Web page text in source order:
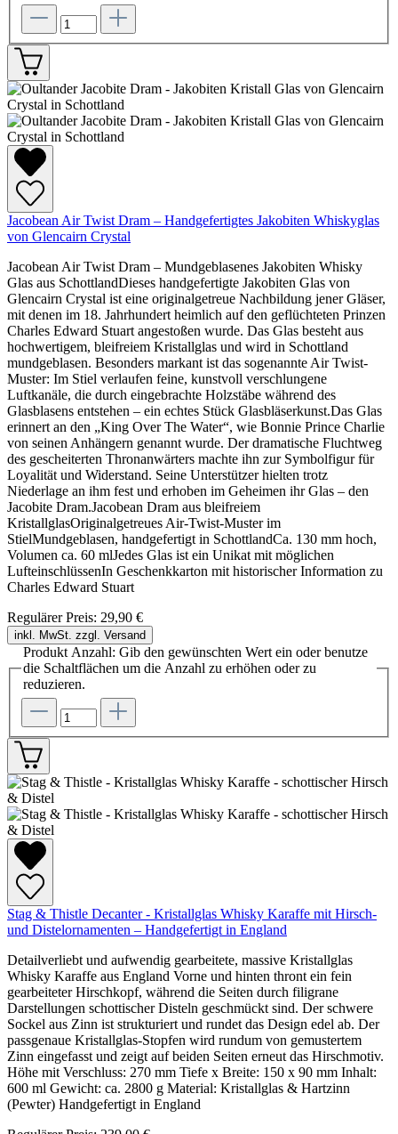
Jacobean Air Twist Dram – Handgefertigtes Jakobiten Whiskyglas
von Glencairn Crystal
Jacobean Air Twist Dram – Mundgeblasenes Jakobiten Whisky
Glas aus SchottlandDieses handgefertigte Jakobiten Glas von
Glencairn Crystal ist eine originalgetreue Nachbildung jener Gläser,
mit denen im 18. Jahrhundert heimlich auf den geflüchteten Prinzen
Charles Edward Stuart angestoßen wurde. Das Glas besteht aus
hochwertigem, bleifreiem Kristallglas und wird in Schottland
mundgeblasen. Besonders markant ist das sogenannte Air Twist-
Muster: Im Stiel verlaufen feine, kunstvoll verschlungene
Luftkanäle, die durch eingebrachte Holzstäbe während des
Glasblasens entstehen – ein echtes Stück Glasbläserkunst.Das Glas
erinnert an den „King Over The Water“, wie Bonnie Prince Charlie
von seinen Anhängern genannt wurde. Der dramatische Fluchtweg
des gescheiterten Thronanwärters machte ihn zur Symbolfigur für
Loyalität und Widerstand. Seine Unterstützer hielten trotz
Niederlage an ihm fest und erhoben im Geheimen ihr Glas – den
Jacobite Dram.Jacobean Dram aus bleifreiem
KristallglasOriginalgetreues Air-Twist-Muster im
StielMundgeblasen, handgefertigt in SchottlandCa. 130 mm hoch,
Volumen ca. 60 mlJedes Glas ist ein Unikat mit möglichen
LufteinschlüssenIn Geschenkkarton mit historischer Information zu
Charles Edward Stuart
Regulärer Preis: 29,90 €
inkl. MwSt. zzgl. Versand
Produkt Anzahl: Gib den gewünschten Wert ein oder benutze
die Schaltflächen um die Anzahl zu erhöhen oder zu
reduzieren.
Stag & Thistle Decanter - Kristallglas Whisky Karaffe mit Hirsch-
und Distelornamenten – Handgefertigt in England
Detailverliebt und aufwendig gearbeitete, massive Kristallglas
Whisky Karaffe aus England Vorne und hinten thront ein fein
gearbeiteter Hirschkopf, während die Seiten durch filigrane
Darstellungen schottischer Disteln geschmückt sind. Der schwere
Sockel aus Zinn ist strukturiert und rundet das Design edel ab. Der
passgenaue Kristallglas-Stopfen wird rundum von gemustertem
Zinn eingefasst und zeigt auf beiden Seiten erneut das Hirschmotiv.
Höhe mit Verschluss: 270 mm Tiefe x Breite: 150 x 90 mm Inhalt:
600 ml Gewicht: ca. 2800 g Material: Kristallglas & Hartzinn
(Pewter) Handgefertigt in England